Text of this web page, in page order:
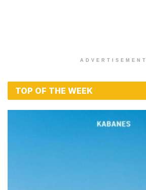
ADVERTISEMENT
TOP OF THE WEEK